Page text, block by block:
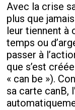
Avec la crise
plus que
leur tiennent à
temps ou
passer à
que s’est
« can be »).
sa carte canB,